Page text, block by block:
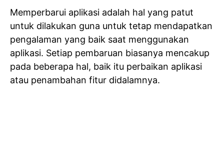
Memperbarui aplikasi adalah hal yang patut
untuk dilakukan guna untuk tetap mendapatkan
pengalaman yang baik saat menggunakan
aplikasi. Setiap pembaruan biasanya mencakup
pada beberapa hal, baik itu perbaikan aplikasi
atau penambahan fitur didalamnya.